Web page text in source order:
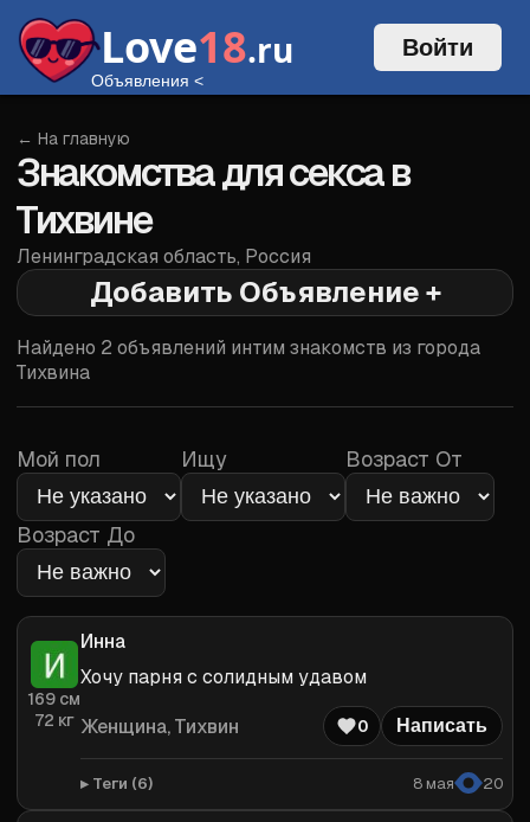
Love18.ru
Объявления <
Войти
Войти
← На главную
Знакомства для секса в
Тихвине
Ленинградская область, Россия
Добавить Объявление +
Найдено 2 объявлений интим знакомств из города
Тихвина
Мой пол Ищу Возраст От
Возраст До
169 см
72 кг
Инна
Хочу парня с солидным удавом
Женщина, Тихвин 0 Написать
Теги (6) 8 мая 20